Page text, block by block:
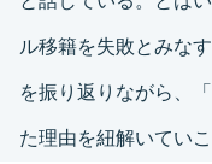
ル移籍を失敗とみな
を振り返りながら、
た理由を紐解いていこ